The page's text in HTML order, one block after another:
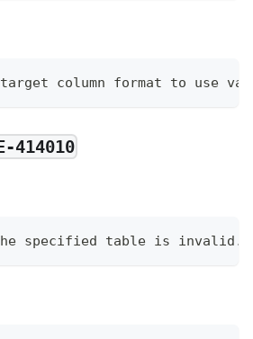
column format to use
414010
specified table is invalid.